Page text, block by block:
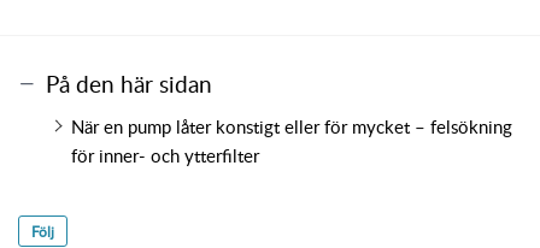
På den här sidan
När en pump låter konstigt eller för mycket – felsökning
för inner- och ytterfilter
Följ